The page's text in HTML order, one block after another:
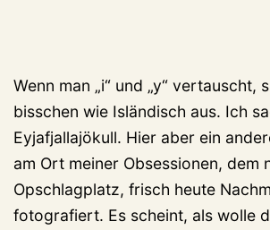
Wenn man „i“ und „y“ vertauscht,
bisschen wie Isländisch aus. Ich
Eyjafjallajökull. Hier aber ein
am Ort meiner Obsessionen, dem
Opschlagplatz, frisch heute
fotografiert. Es scheint, als wolle